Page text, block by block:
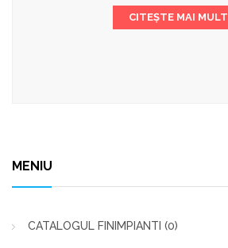
CITEȘTE MAI MULT
MENIU
CATALOGUL FINIMPIANTI (0)